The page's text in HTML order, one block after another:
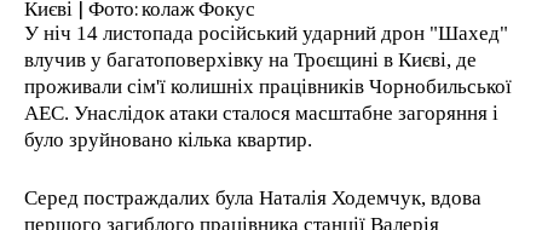
Києві | Фото: колаж Фокус
У ніч 14 листопада російський ударний дрон "Шахед"
влучив у багатоповерхівку на Троєщині в Києві, де
проживали сім'ї колишніх працівників Чорнобильської
АЕС. Унаслідок атаки сталося масштабне загоряння і
було зруйновано кілька квартир.
Серед постраждалих була Наталія Ходемчук, вдова
першого загиблого працівника станції Валерія